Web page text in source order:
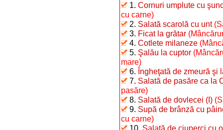
1. Cornuri umplute cu
cu carne)
2. Salată scarolă cu unt
3. Ficat la grătar
4. Cotlete milaneze
5. Şalău la cuptor
mare)
6. Îngheţată de zmeură şi
7. Salată de pasăre ca la
pasăre)
8. Salată de dovlecei (I)
9. Supă de brânză cu
cu carne)
10. Salată de ciuperci cu